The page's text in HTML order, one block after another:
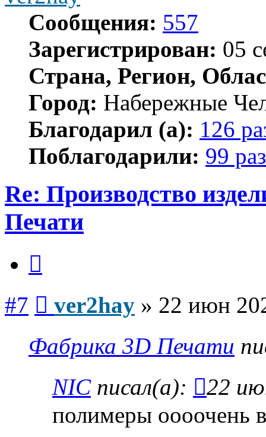
Сообщения: 557
Зарегистрирован: 05
Страна, Регион,
Город: Набережные
Благодарил (а): 126
Поблагодарили: 99 раз
Re: Производство
Печати
#7 ver2hay » 22 июн
Фабрика 3D Печати
NICписал(а):
22
полимеры оооочень